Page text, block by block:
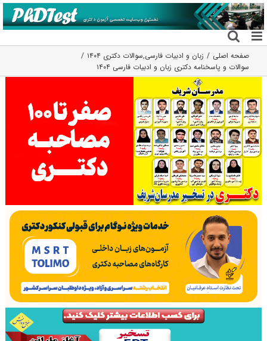
رفتن
به
محتوا
صفحه اصلی زبان و ادبیات فارسی,سوالات دکتری ۱۴۰۴
سوالات و پاسخنامه دکتری زبان و ادبیات فارسی ۱۴۰۴